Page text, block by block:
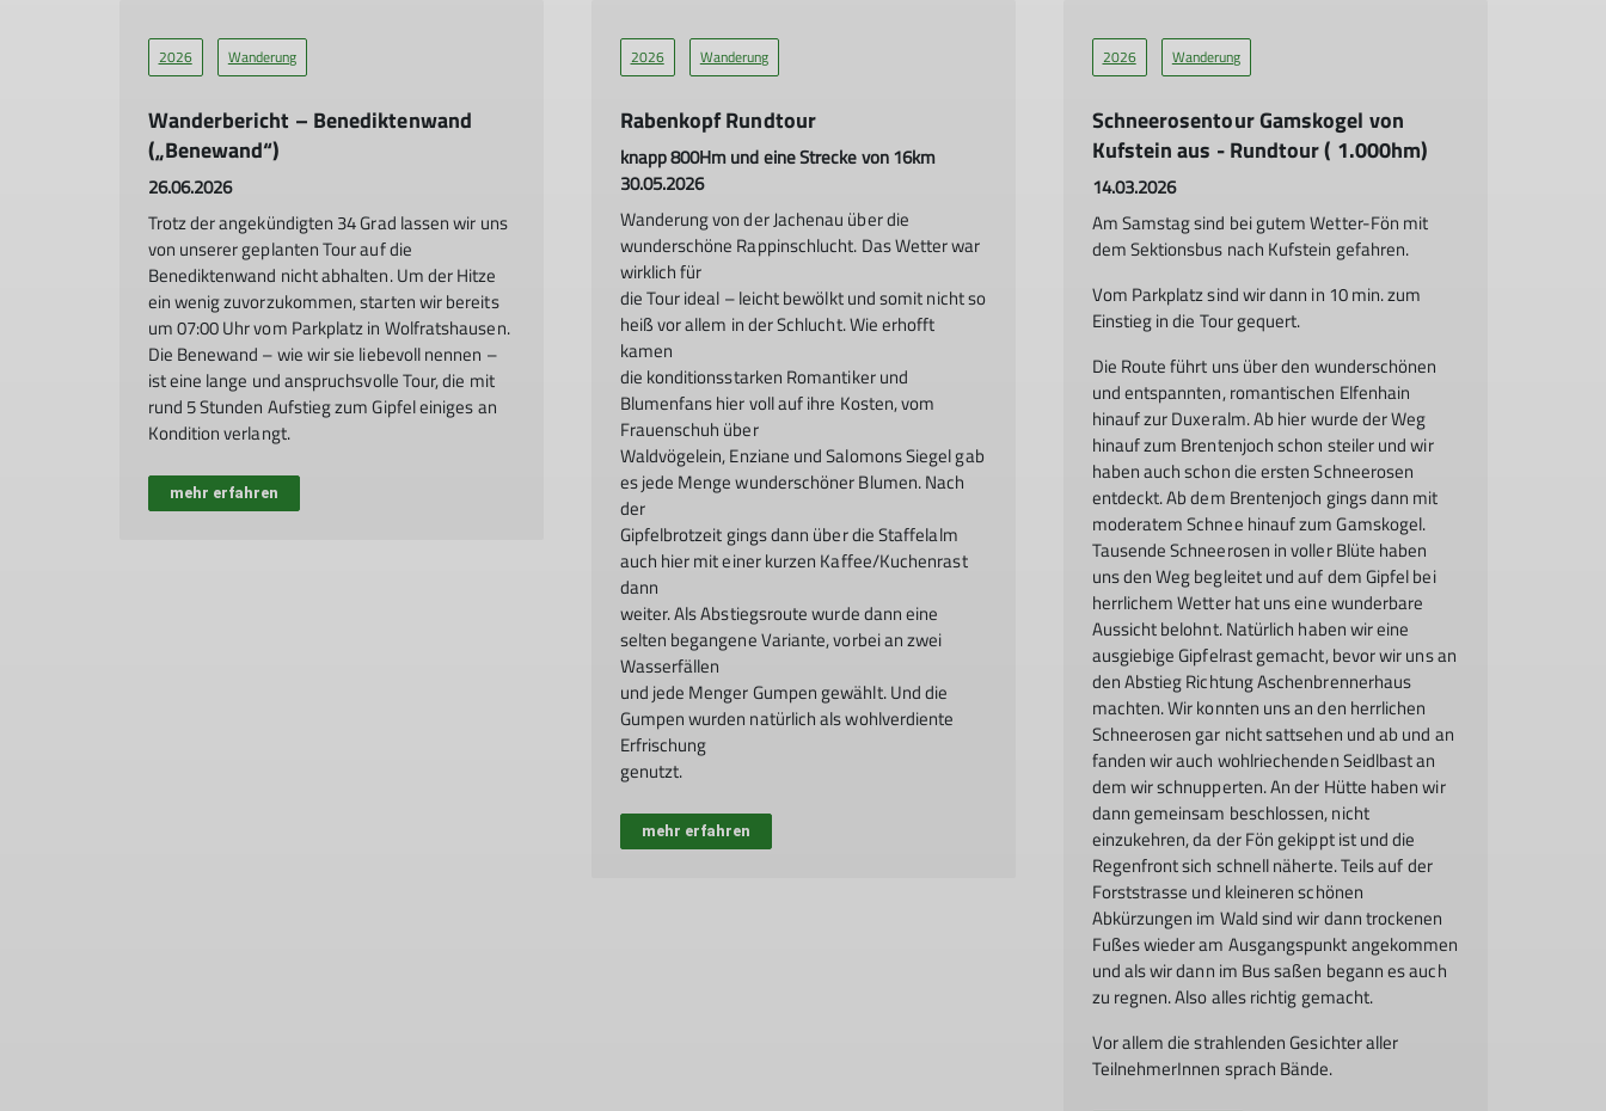
2026 Wanderung
Wanderbericht – Benediktenwand
(„Benewand“)
26.06.2026
Trotz der angekündigten 34 Grad lassen wir uns
von unserer geplanten Tour auf die
Benediktenwand nicht abhalten. Um der Hitze
ein wenig zuvorzukommen, starten wir bereits
um 07:00 Uhr vom Parkplatz in Wolfratshausen.
Die Benewand – wie wir sie liebevoll nennen –
ist eine lange und anspruchsvolle Tour, die mit
rund 5 Stunden Aufstieg zum Gipfel einiges an
Kondition verlangt.
mehr erfahren
2026 Wanderung
Rabenkopf Rundtour
knapp 800Hm und eine Strecke von 16km
30.05.2026
Wanderung von der Jachenau über die
wunderschöne Rappinschlucht. Das Wetter war
wirklich für
die Tour ideal – leicht bewölkt und somit nicht so
heiß vor allem in der Schlucht. Wie erhofft
kamen
die konditionsstarken Romantiker und
Blumenfans hier voll auf ihre Kosten, vom
Frauenschuh über
Waldvögelein, Enziane und Salomons Siegel gab
es jede Menge wunderschöner Blumen. Nach
der
Gipfelbrotzeit gings dann über die Staffelalm
auch hier mit einer kurzen Kaffee/Kuchenrast
dann
weiter. Als Abstiegsroute wurde dann eine
selten begangene Variante, vorbei an zwei
Wasserfällen
und jede Menger Gumpen gewählt. Und die
Gumpen wurden natürlich als wohlverdiente
Erfrischung
genutzt.
mehr erfahren
2026 Wanderung
Schneerosentour Gamskogel von
Kufstein aus - Rundtour ( 1.000hm)
14.03.2026
Am Samstag sind bei gutem Wetter-Fön mit
dem Sektionsbus nach Kufstein gefahren.
Vom Parkplatz sind wir dann in 10 min. zum
Einstieg in die Tour gequert.
Die Route führt uns über den wunderschönen
und entspannten, romantischen Elfenhain
hinauf zur Duxeralm. Ab hier wurde der Weg
hinauf zum Brentenjoch schon steiler und wir
haben auch schon die ersten Schneerosen
entdeckt. Ab dem Brentenjoch gings dann mit
moderatem Schnee hinauf zum Gamskogel.
Tausende Schneerosen in voller Blüte haben
uns den Weg begleitet und auf dem Gipfel bei
herrlichem Wetter hat uns eine wunderbare
Aussicht belohnt. Natürlich haben wir eine
ausgiebige Gipfelrast gemacht, bevor wir uns an
den Abstieg Richtung Aschenbrennerhaus
machten. Wir konnten uns an den herrlichen
Schneerosen gar nicht sattsehen und ab und an
fanden wir auch wohlriechenden Seidlbast an
dem wir schnupperten. An der Hütte haben wir
dann gemeinsam beschlossen, nicht
einzukehren, da der Fön gekippt ist und die
Regenfront sich schnell näherte. Teils auf der
Forststrasse und kleineren schönen
Abkürzungen im Wald sind wir dann trockenen
Fußes wieder am Ausgangspunkt angekommen
und als wir dann im Bus saßen begann es auch
zu regnen. Also alles richtig gemacht.
Vor allem die strahlenden Gesichter aller
TeilnehmerInnen sprach Bände.